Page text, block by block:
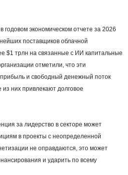
годовом экономическом отчете за 2026
поставщиков облачной
$1 трлн на связанные с ИИ капитальные
отметили, что эти
и свободный денежный поток
них привлекают долговое
за лидерство в секторе может
в проекты с неопределенной
не оправдаются, это может
и ударить по всему